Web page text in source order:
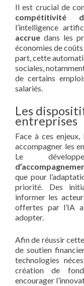
Il est crucial de
compétitivité
l’intelligence
accrue dans les
économies de
part, cette
sociales,
de certains
salariés.
Les
entreprises
Face à ces
accompagner les
Le
que pour
priorité. Des
informer les
offertes par l’IA
adopter.
Afin de réussir
de soutien
technologies
création de
encourager